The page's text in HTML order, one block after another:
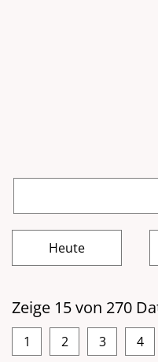
Zeige 15 von 270
1 2 3 4